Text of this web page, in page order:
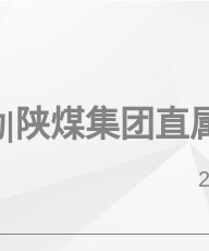
陕煤集团直